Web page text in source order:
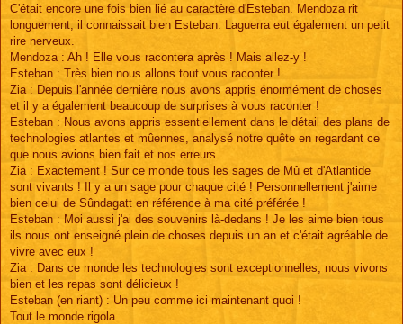
C'était encore une fois bien lié au caractère d'Esteban. Mendoza rit
longuement, il connaissait bien Esteban. Laguerra eut également un petit
rire nerveux.
Mendoza : Ah ! Elle vous racontera après ! Mais allez-y !
Esteban : Très bien nous allons tout vous raconter !
Zia : Depuis l'année dernière nous avons appris énormément de choses
et il y a également beaucoup de surprises à vous raconter !
Esteban : Nous avons appris essentiellement dans le détail des plans de
technologies atlantes et mûennes, analysé notre quête en regardant ce
que nous avions bien fait et nos erreurs.
Zia : Exactement ! Sur ce monde tous les sages de Mû et d'Atlantide
sont vivants ! Il y a un sage pour chaque cité ! Personnellement j'aime
bien celui de Sûndagatt en référence à ma cité préférée !
Esteban : Moi aussi j'ai des souvenirs là-dedans ! Je les aime bien tous
ils nous ont enseigné plein de choses depuis un an et c'était agréable de
vivre avec eux !
Zia : Dans ce monde les technologies sont exceptionnelles, nous vivons
bien et les repas sont délicieux !
Esteban (en riant) : Un peu comme ici maintenant quoi !
Tout le monde rigola